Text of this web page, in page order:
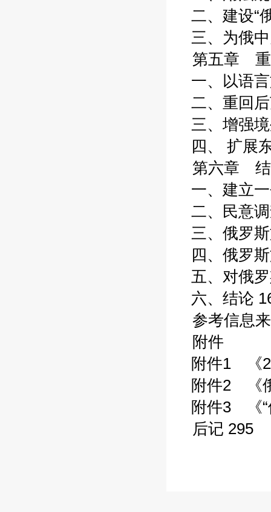
二、建设“
三、为俄中
第五章 重
一、以语言
二、重回后
三、增强境
四、 扩展
第六章 结
一、建立一
二、民意调
三、俄罗斯
四、俄罗斯
五、对俄罗
六、结论
参考信息
附件
附件1 《
附件2 《俄
附件3 《“
后记 295